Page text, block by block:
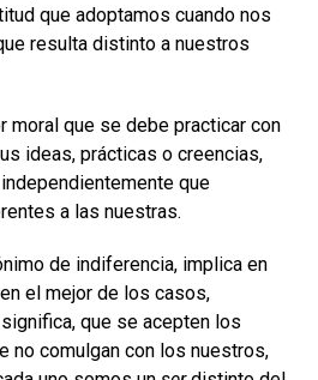
que adoptamos cuando nos
resulta distinto a nuestros
moral que se debe practicar con
ideas, prácticas o creencias,
que
a las nuestras.
de indiferencia, implica en
el mejor de los casos,
que se acepten los
no comulgan con los nuestros,